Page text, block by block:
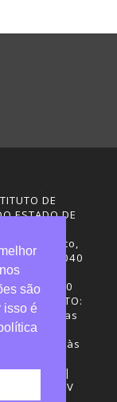
DE
ESTADO DE
Ouro Preto,
88020-040
- SC
3665-4600
das
18h
7h30 às
CIASC |
IPREV
são
isso é